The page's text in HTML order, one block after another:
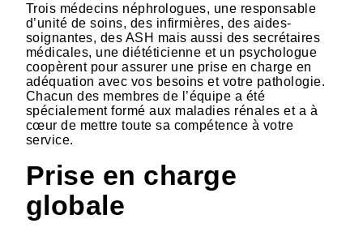
Trois médecins néphrologues, une responsable
d’unité de soins, des infirmières, des aides-
soignantes, des ASH mais aussi des secrétaires
médicales, une diététicienne et un psychologue
coopèrent pour assurer une prise en charge en
adéquation avec vos besoins et votre pathologie.
Chacun des membres de l’équipe a été
spécialement formé aux maladies rénales et a à
cœur de mettre toute sa compétence à votre
service.
Prise en charge
globale